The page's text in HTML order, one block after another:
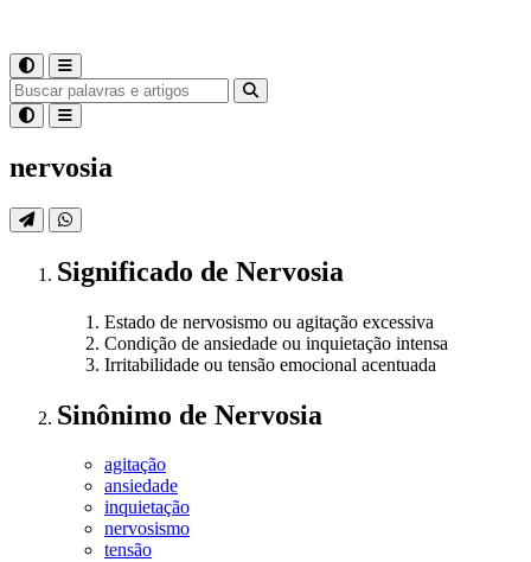
nervosia
Significado de Nervosia
Estado de nervosismo ou agitação excessiva
Condição de ansiedade ou inquietação intensa
Irritabilidade ou tensão emocional acentuada
Sinônimo de Nervosia
agitação
ansiedade
inquietação
nervosismo
tensão